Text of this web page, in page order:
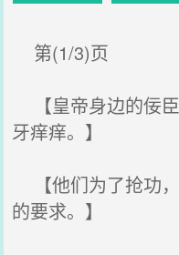
第(1/3)页
【皇帝身边的佞
牙痒痒。】
【他们为了抢功
的要求。】